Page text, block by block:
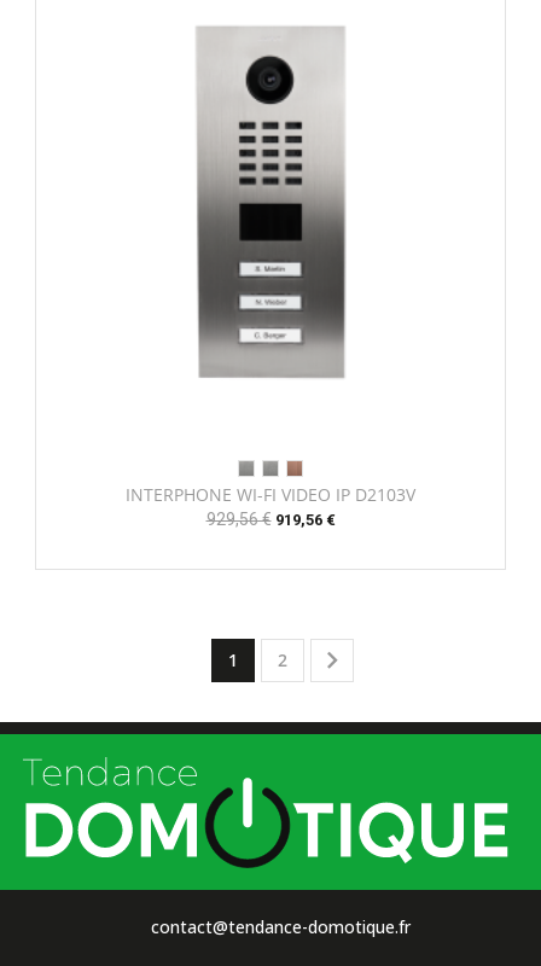
INTERPHONE WI-FI VIDEO IP D2103V
Prix
929,56 € Prix
919,56 €
1 2 
contact@tendance-domotique.fr